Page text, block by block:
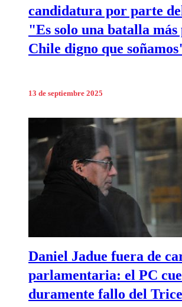
candidatura por parte
"Es solo una batalla más
Chile digno que
13 de septiembre 2025
Daniel Jadue fuera de
parlamentaria: el PC
duramente fallo del